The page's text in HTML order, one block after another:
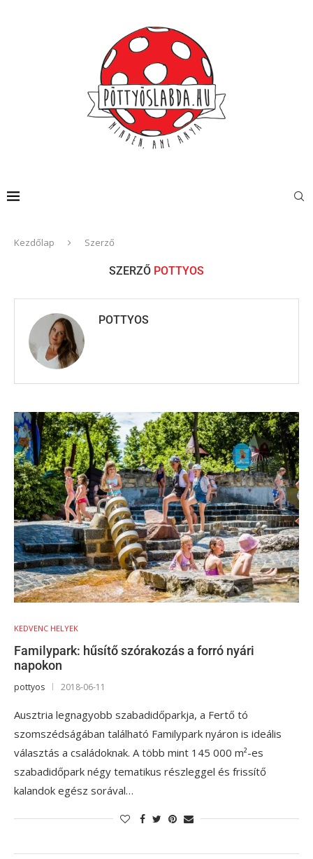
Kezdőlap Szerző
SZERZŐ POTTYOS
POTTYOS
KEDVENC HELYEK
Familypark: hűsítő szórakozás a forró nyári
napokon
pottyos 2018-06-11
Ausztria legnagyobb szabadidőparkja, a Fertő tó
szomszédságában található Familypark nyáron is ideális
választás a családoknak. A több mint 145 000 m²-es
szabadidőpark négy tematikus részleggel és frissítő
kalandok egész sorával…